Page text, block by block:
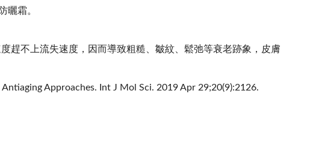
曬霜。
趕不上流失速度，因而導致粗糙、皺紋、鬆弛等衰老跡象，皮膚
Approaches. Int J Mol Sci. 2019 Apr 29;20(9):2126.